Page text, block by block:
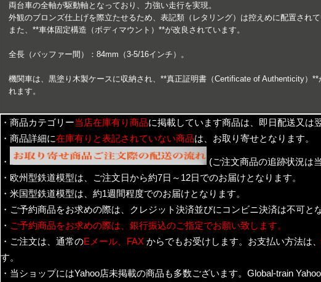
両台車の全軸が駆動軸となっており、力強い走行を実現。
外観のブロンズ仕上げを際立たせるため、表記類（レタリング）は控えめに配置されて
また、**車体固定構造（ボディマウント）**が改良されています。
全長（バッファー間）：84mm（3-5/16インチ）。
機関車は、黒塗り木製ケースに収納され、**真正証明書（Certificate of Authenticity）
れます。
・商品カテゴリー当店在庫有り商品に掲載しています商品は、即日配送又は
・商品詳細に在庫有りと表記されていない商品は、お取り寄せとなります。
・
(ご注文商品の追跡状況は
・欧州型鉄道模型は、ご注文日から約7日～12日でのお届けとなります。
・米国型鉄道模型は、約1週間程度でのお届けとなります。
・ご予約商品をお求めの際は、クレジット決済並びにコンビニ決済は不可と
・ ご予約商品をお求めの際は、銀行振込のご指定でお願い致します。
・ご注文は、通常のEメール、FAXからでもお受けします。お支払い方法は、
す。
・当ショップにはYahoo店未掲載の商品も多数ございます。Global-train